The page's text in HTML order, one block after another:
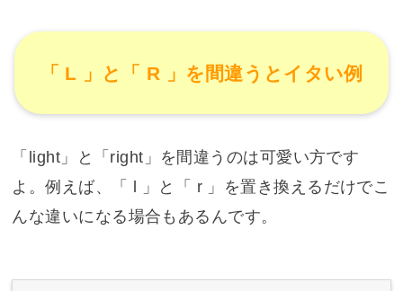
「 L 」と「 R 」を間違うとイタい例
「light」と「right」を間違うのは可愛い方です
よ。例えば、「 l 」と「 r 」を置き換えるだけでこ
んな違いになる場合もあるんです。